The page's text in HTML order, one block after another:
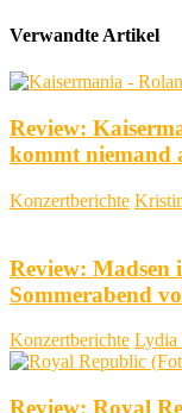
Verwandte Artikel
Review:
kommt niemand
Konzertberichte
Review: Madsen
Sommerabend
Konzertberichte Lydia
Review: Royal